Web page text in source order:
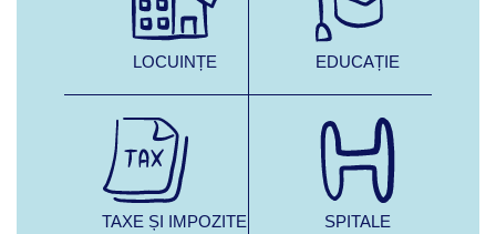
LOCUINȚE EDUCAȚIE
TAXE ȘI IMPOZITE SPITALE